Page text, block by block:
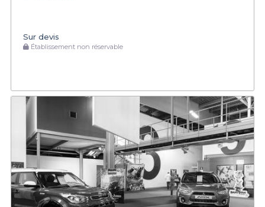
Sur devis
Établissement non réservable